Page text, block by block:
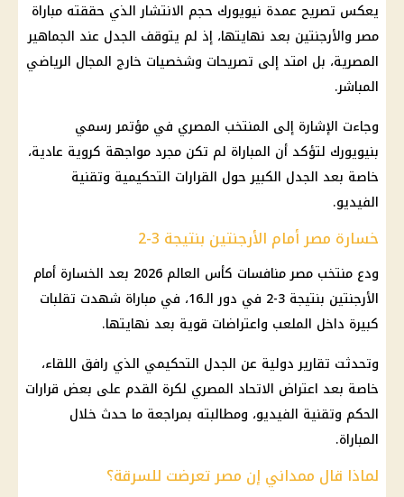
يعكس تصريح عمدة نيويورك حجم الانتشار الذي حققته مباراة
مصر والأرجنتين بعد نهايتها، إذ لم يتوقف الجدل عند الجماهير
المصرية، بل امتد إلى تصريحات وشخصيات خارج المجال الرياضي
المباشر.
وجاءت الإشارة إلى المنتخب المصري في مؤتمر رسمي
بنيويورك لتؤكد أن المباراة لم تكن مجرد مواجهة كروية عادية،
خاصة بعد الجدل الكبير حول القرارات التحكيمية وتقنية
الفيديو.
خسارة مصر أمام الأرجنتين بنتيجة 3-2
ودع منتخب مصر منافسات كأس العالم 2026 بعد الخسارة أمام
الأرجنتين بنتيجة 3-2 في دور الـ16، في مباراة شهدت تقلبات
كبيرة داخل الملعب واعتراضات قوية بعد نهايتها.
وتحدثت تقارير دولية عن الجدل التحكيمي الذي رافق اللقاء،
خاصة بعد اعتراض الاتحاد المصري لكرة القدم على بعض قرارات
الحكم وتقنية الفيديو، ومطالبته بمراجعة ما حدث خلال
المباراة.
لماذا قال ممداني إن مصر تعرضت للسرقة؟